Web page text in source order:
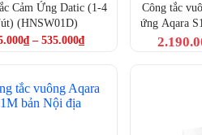
Cảm Ứng Datic (1-4
(HNSW01D)
₫ – 535.000₫
Công tắc
ứng Aqara
Switch